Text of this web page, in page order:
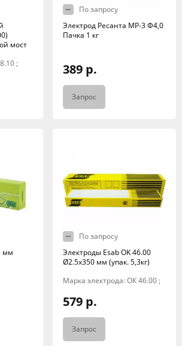
мост
;
По запросу
Электрод Ресанта МР-3 Ф4,0
Пачка 1 кг
389 р.
Запрос
мм
По запросу
Электроды Esab OK 46.00
Ø2.5x350 мм (упак. 5,3кг)
Марка электрода: ОК 46.00 ;
579 р.
Запрос